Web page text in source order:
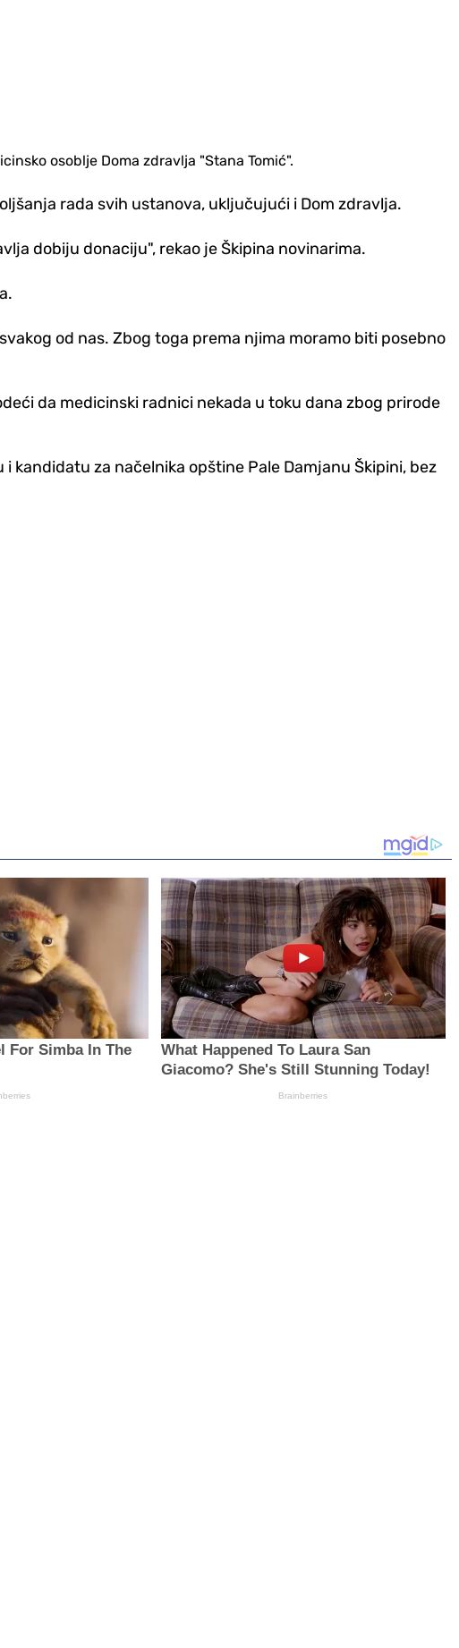
osoblje Doma zdravlja "Stana Tomić".
rada svih ustanova, uključujući i Dom zdravlja.
dobiju donaciju", rekao je Škipina novinarima.
od nas. Zbog toga prema njima moramo biti posebno
da medicinski radnici nekada u toku dana zbog prirode
za načelnika opštine Pale Damjanu Škipini, bez